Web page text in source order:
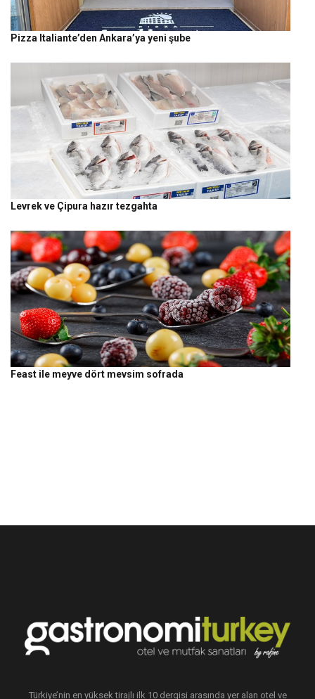
Pizza Italiante’den Ankara’ya yeni şube
Levrek ve Çipura hazır tezgahta
Feast ile meyve dört mevsim sofrada
Türkiye’nin en yüksek tirajlı ilk 10 dergisi arasında yer alan otel ve